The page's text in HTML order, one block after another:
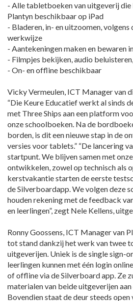
- Alle tabletboeken van uitgeverij die
Plantyn beschikbaar op iPad
- Bladeren, in- en uitzoomen, volgens
werkwijze
- Aantekeningen maken en bewaren
- Filmpjes bekijken, audio
- On- en offline beschikbaar
Vicky Vermeulen, ICT Manager van
“Die Keure Educatief werkt al sinds
met Three Ships aan een platform
onze schoolboeken. Na de
borden, is dit een nieuwe stap in de
versies voor tablets.” “De lancering
startpunt. We blijven samen met
ontwikkelen, zowel op technisch als
kerstvakantie starten de eerste
de Silverboardapp. We volgen deze
houden rekening met de feedback
en leerlingen”, zegt Nele Kellens,
Ronny Goossens, ICT Manager van
tot stand dankzij het werk van twee
uitgeverijen. Uniek is de single sign-
leerlingen kunnen met één login
of offline via de Silverboard app. Ze
materialen van beide uitgeverijen aan
Bovendien staat de deur steeds open